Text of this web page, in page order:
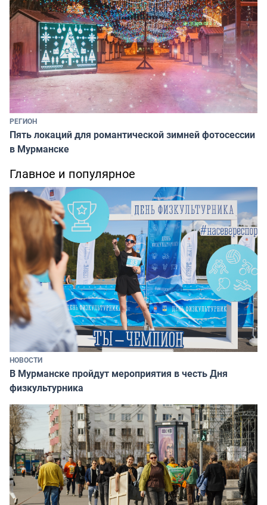
РЕГИОН
Пять локаций для романтической зимней фотосессии
в Мурманске
Главное и популярное
НОВОСТИ
В Мурманске пройдут мероприятия в честь Дня
физкультурника